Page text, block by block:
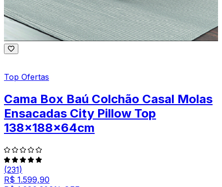
Top Ofertas
Cama Box Baú Colchão Casal Molas
Ensacadas City Pillow Top
138x188x64cm
(231)
R$ 1.599,90